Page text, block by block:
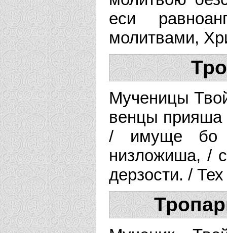
еси
молитвами,
Мученицы
венцы прияша
/ имуще бо
низложиша, /
дерзости. /